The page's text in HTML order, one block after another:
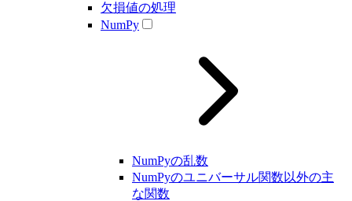
欠損値の処理
NumPy
NumPyの乱数
NumPyのユニバーサル関数以外の主
な関数